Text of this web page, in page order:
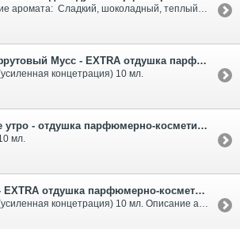
Грейпфрутовый Мусс - EXTRA отдушка парфюмерно-косметическая
концетрация) 10 мл.
Зимнее утро - отдушка парфюмерно-косметическая
мл.
Кокос - EXTRA отдушка парфюмерно-косметическая